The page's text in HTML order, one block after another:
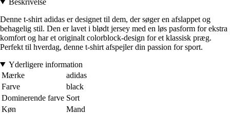
Denne t-shirt adidas er designet til dem, der søger en afslappet og
behagelig stil. Den er lavet i blødt jersey med en løs pasform for ekstra
komfort og har et originalt colorblock-design for et klassisk præg.
Perfekt til hverdag, denne t-shirt afspejler din passion for sport.
Yderligere information
Mærke
adidas
Farve
black
Dominerende farve Sort
Køn
Mand